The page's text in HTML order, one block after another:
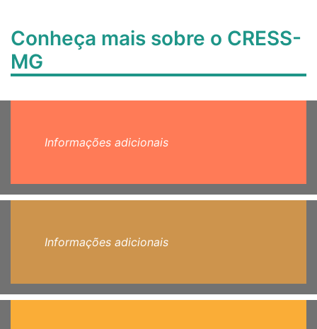
Conheça mais sobre o CRESS-
MG
Informações adicionais
Informações adicionais